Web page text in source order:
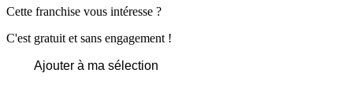
Cette franchise vous intéresse ?
C'est gratuit et sans engagement !
Ajouter à ma sélection